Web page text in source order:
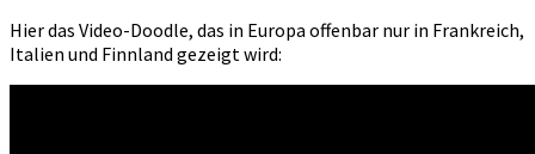
Hier das Video-Doodle, das in Europa offenbar nur in Frankreich,
Italien und Finnland gezeigt wird: